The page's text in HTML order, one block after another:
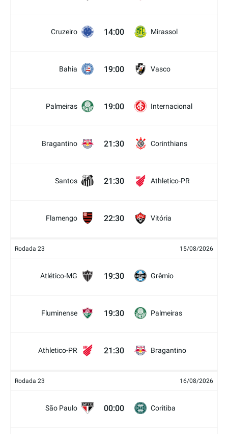
Cruzeiro 14:00 Mirassol
Bahia 19:00 Vasco
Palmeiras 19:00 Internacional
Bragantino 21:30 Corinthians
Santos 21:30 Athletico-PR
Flamengo 22:30 Vitória
Rodada 23 15/08/2026
Atlético-MG 19:30 Grêmio
Fluminense 19:30 Palmeiras
Athletico-PR 21:30 Bragantino
Rodada 23 16/08/2026
São Paulo 00:00 Coritiba